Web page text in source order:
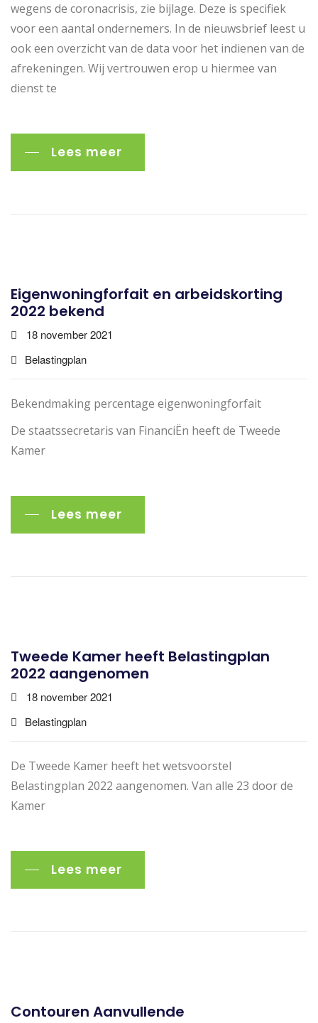
wegens de coronacrisis, zie bijlage. Deze is specifiek
voor een aantal ondernemers. In de nieuwsbrief leest u
ook een overzicht van de data voor het indienen van de
afrekeningen. Wij vertrouwen erop u hiermee van
dienst te
Lees meer
Eigenwoningforfait en arbeidskorting
2022 bekend
18 november 2021
Belastingplan
Bekendmaking percentage eigenwoningforfait
De staatssecretaris van FinanciËn heeft de Tweede
Kamer
Lees meer
Tweede Kamer heeft Belastingplan
2022 aangenomen
18 november 2021
Belastingplan
De Tweede Kamer heeft het wetsvoorstel
Belastingplan 2022 aangenomen. Van alle 23 door de
Kamer
Lees meer
Contouren Aanvullende